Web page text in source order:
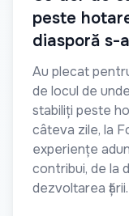
peste
diasporă s-
Au plecat
de locul de
stabiliți peste
câteva zile, la
experiențe
contribui, de la
dezvoltarea țării.